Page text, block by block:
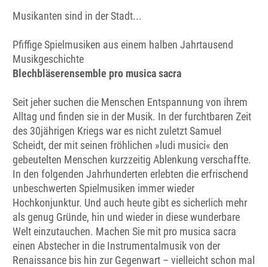
Musikanten sind in der Stadt...
Pfiffige Spielmusiken aus einem halben Jahrtausend
Musikgeschichte
Blechbläserensemble pro musica sacra
Seit jeher suchen die Menschen Entspannung von ihrem
Alltag und finden sie in der Musik. In der furchtbaren Zeit
des 30jährigen Kriegs war es nicht zuletzt Samuel
Scheidt, der mit seinen fröhlichen »ludi musici« den
gebeutelten Menschen kurzzeitig Ablenkung verschaffte.
In den folgenden Jahrhunderten erlebten die erfrischend
unbeschwerten Spielmusiken immer wieder
Hochkonjunktur. Und auch heute gibt es sicherlich mehr
als genug Gründe, hin und wieder in diese wunderbare
Welt einzutauchen. Machen Sie mit pro musica sacra
einen Abstecher in die Instrumentalmusik von der
Renaissance bis hin zur Gegenwart – vielleicht schon mal